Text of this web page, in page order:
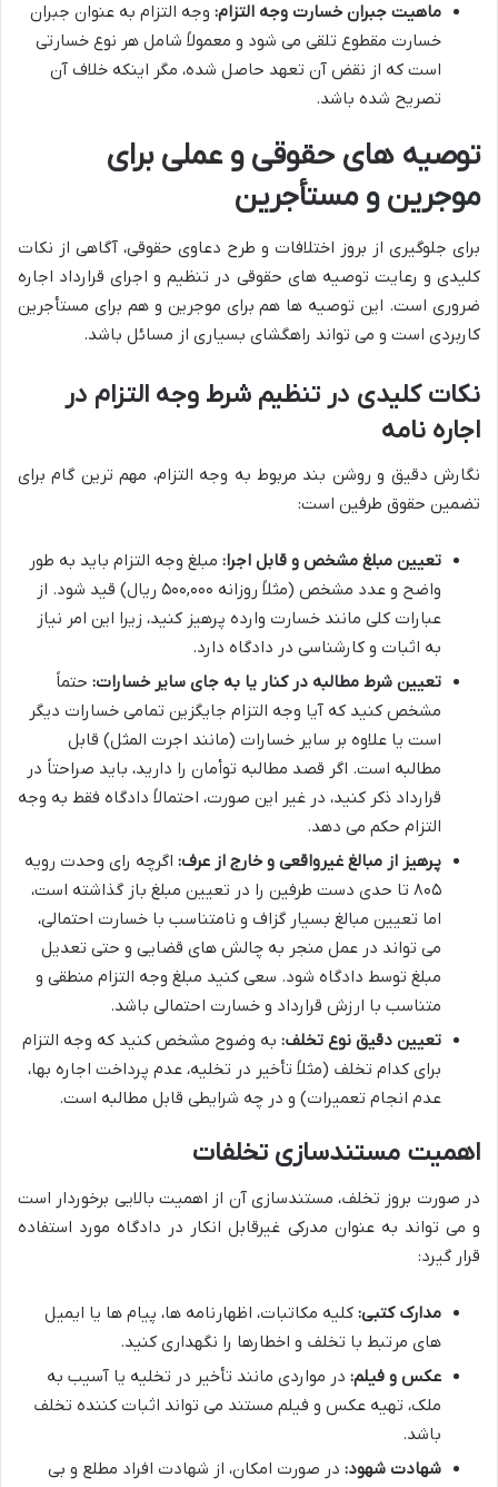
ماهیت جبران خسارت وجه التزام: وجه التزام به عنوان جبران
خسارت مقطوع تلقی می شود و معمولاً شامل هر نوع خسارتی
است که از نقض آن تعهد حاصل شده، مگر اینکه خلاف آن
تصریح شده باشد.
توصیه های حقوقی و عملی برای
موجرین و مستأجرین
برای جلوگیری از بروز اختلافات و طرح دعاوی حقوقی، آگاهی از نکات
کلیدی و رعایت توصیه های حقوقی در تنظیم و اجرای قرارداد اجاره
ضروری است. این توصیه ها هم برای موجرین و هم برای مستأجرین
کاربردی است و می تواند راهگشای بسیاری از مسائل باشد.
نکات کلیدی در تنظیم شرط وجه التزام در
اجاره نامه
نگارش دقیق و روشن بند مربوط به وجه التزام، مهم ترین گام برای
تضمین حقوق طرفین است:
تعیین مبلغ مشخص و قابل اجرا: مبلغ وجه التزام باید به طور
واضح و عدد مشخص (مثلاً روزانه ۵۰۰,۰۰۰ ریال) قید شود. از
عبارات کلی مانند خسارت وارده پرهیز کنید، زیرا این امر نیاز
به اثبات و کارشناسی در دادگاه دارد.
تعیین شرط مطالبه در کنار یا به جای سایر خسارات: حتماً
مشخص کنید که آیا وجه التزام جایگزین تمامی خسارات دیگر
است یا علاوه بر سایر خسارات (مانند اجرت المثل) قابل
مطالبه است. اگر قصد مطالبه توأمان را دارید، باید صراحتاً در
قرارداد ذکر کنید، در غیر این صورت، احتمالاً دادگاه فقط به وجه
التزام حکم می دهد.
پرهیز از مبالغ غیرواقعی و خارج از عرف: اگرچه رای وحدت رویه
۸۰۵ تا حدی دست طرفین را در تعیین مبلغ باز گذاشته است،
اما تعیین مبالغ بسیار گزاف و نامتناسب با خسارت احتمالی،
می تواند در عمل منجر به چالش های قضایی و حتی تعدیل
مبلغ توسط دادگاه شود. سعی کنید مبلغ وجه التزام منطقی و
متناسب با ارزش قرارداد و خسارت احتمالی باشد.
تعیین دقیق نوع تخلف: به وضوح مشخص کنید که وجه التزام
برای کدام تخلف (مثلاً تأخیر در تخلیه، عدم پرداخت اجاره بها،
عدم انجام تعمیرات) و در چه شرایطی قابل مطالبه است.
اهمیت مستندسازی تخلفات
در صورت بروز تخلف، مستندسازی آن از اهمیت بالایی برخوردار است
و می تواند به عنوان مدرکی غیرقابل انکار در دادگاه مورد استفاده
قرار گیرد:
مدارک کتبی: کلیه مکاتبات، اظهارنامه ها، پیام ها یا ایمیل
های مرتبط با تخلف و اخطارها را نگهداری کنید.
عکس و فیلم: در مواردی مانند تأخیر در تخلیه یا آسیب به
ملک، تهیه عکس و فیلم مستند می تواند اثبات کننده تخلف
باشد.
شهادت شهود: در صورت امکان، از شهادت افراد مطلع و بی